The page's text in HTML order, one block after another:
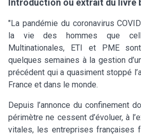
Introduction ou extrait du livre
"La pandémie du coronavirus
la vie des hommes que
Multinationales, ETI et PME
quelques semaines à la gestion
précédent qui a quasiment stoppé
France et dans le monde.
Depuis l’annonce du confinement
périmètre ne cessent d’évoluer, à
vitales, les entreprises françaises